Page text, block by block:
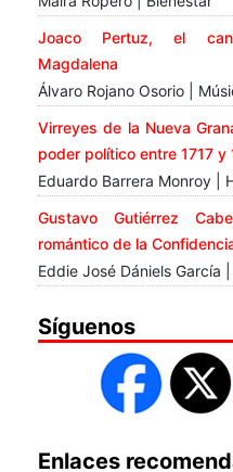
Joaco Pertuz, el
Magdalena
Álvaro Rojano Osorio |
Virreyes de la Nueva
poder político entre 1717 y
Eduardo Barrera Monroy |
Gustavo Gutiérrez
romántico de la
Eddie José Dániels García
Síguenos
Enlaces